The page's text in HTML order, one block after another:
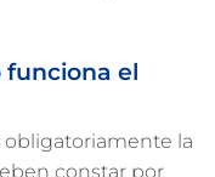
funciona el
obligatoriamente la
constar por